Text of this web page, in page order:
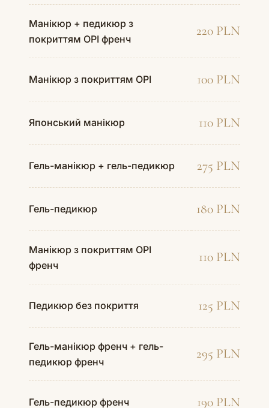
Манікюр + педикюр з
покриттям OPI френч
220 PLN
Манікюр з покриттям OPI 100 PLN
Японський манікюр 110 PLN
Гель-манікюр + гель-педикюр 275 PLN
Гель-педикюр 180 PLN
Манікюр з покриттям OPI
френч
110 PLN
Педикюр без покриття 125 PLN
Гель-манікюр френч + гель-
педикюр френч
295 PLN
Гель-педикюр френч 190 PLN